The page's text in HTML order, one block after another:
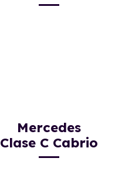
Mercedes
Clase C Cabrio